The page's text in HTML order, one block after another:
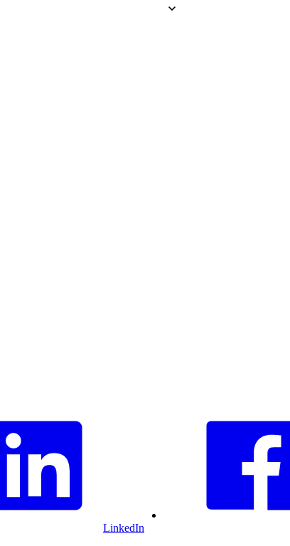
LinkedIn